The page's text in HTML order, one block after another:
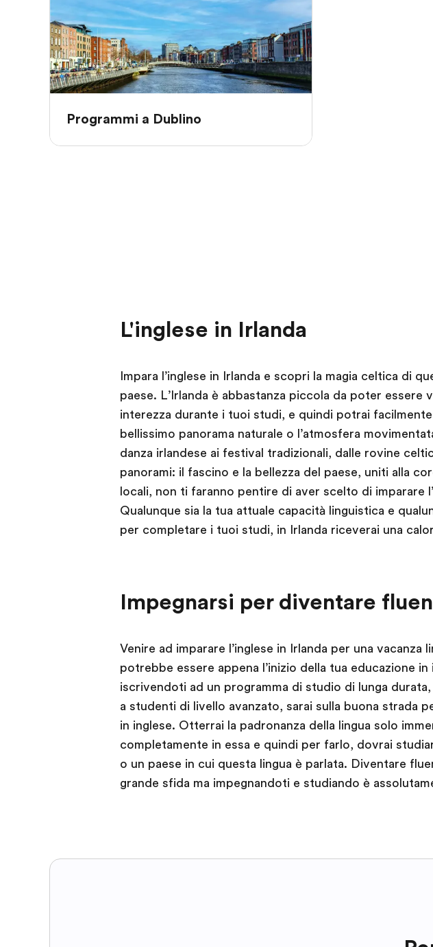
Programmi a Dublino
L'inglese in Irlanda
Impara l’inglese in Irlanda e scopri la magia celtica di
paese. L’Irlanda è abbastanza piccola da poter essere
interezza durante i tuoi studi, e quindi potrai
bellissimo panorama naturale o l’atmosfera
danza irlandese ai festival tradizionali, dalle rovine
panorami: il fascino e la bellezza del paese, uniti alla
locali, non ti faranno pentire di aver scelto di imparare
Qualunque sia la tua attuale capacità linguistica e
per completare i tuoi studi, in Irlanda riceverai una
Impegnarsi per diventare
Venire ad imparare l’inglese in Irlanda per una vacanza
potrebbe essere appena l’inizio della tua educazione
iscrivendoti ad un programma di studio di lunga
a studenti di livello avanzato, sarai sulla buona strada
in inglese. Otterrai la padronanza della lingua solo
completamente in essa e quindi per farlo, dovrai
o un paese in cui questa lingua è parlata. Diventare
grande sfida ma impegnandoti e studiando è